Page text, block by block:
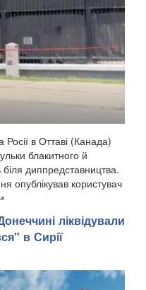
Росії в Оттаві (Канада)
блакитного й
диппредставництва.
опублікував користувач
ліквідували
в Сирії